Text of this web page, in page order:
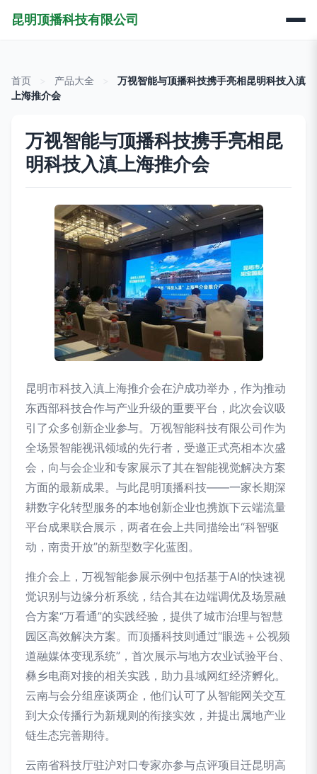
昆明顶播科技有限公司
首页 产品大全
万视智能与顶播科技携手亮相昆明科技入滇
上海推介会
万视智能与顶播科技携手亮相昆
明科技入滇上海推介会
昆明市科技入滇上海推介会在沪成功举办，作为推动
东西部科技合作与产业升级的重要平台，此次会议吸
引了众多创新企业参与。万视智能科技有限公司作为
全场景智能视讯领域的先行者，受邀正式亮相本次盛
会，向与会企业和专家展示了其在智能视觉解决方案
方面的最新成果。与此昆明顶播科技——一家长期深
耕数字化转型服务的本地创新企业也携旗下云端流量
平台成果联合展示，两者在会上共同描绘出“科智驱
动，南贵开放”的新型数字化蓝图。
推介会上，万视智能参展示例中包括基于AI的快速视
觉识别与边缘分析系统，结合其在边端调优及场景融
合方案“万看通”的实践经验，提供了城市治理与智慧
园区高效解决方案。而顶播科技则通过“眼选＋公视频
道融媒体变现系统”，首次展示与地方农业试验平台、
彝乡电商对接的相关实践，助力县域网红经济孵化。
云南与会分组座谈两企，他们认可了从智能网关交互
到大众传播行为新规则的衔接实效，并提出属地产业
链生态完善期待。
云南省科技厅驻沪对口专家亦参与点评项目迁昆明高